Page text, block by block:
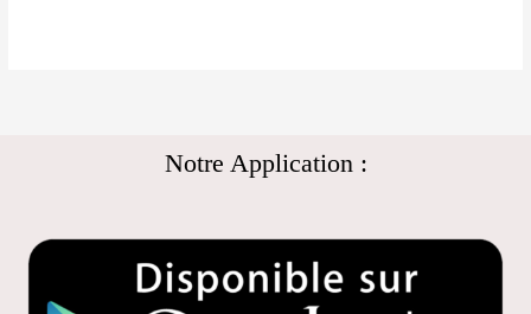
Notre Application :